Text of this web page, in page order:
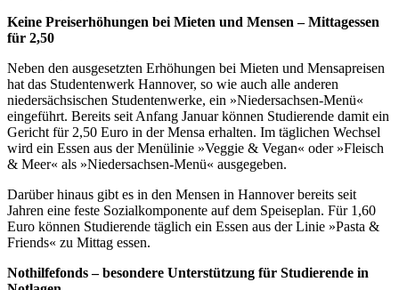
Keine Preiserhöhungen bei Mieten und Mensen – Mittagessen
für 2,50
Neben den ausgesetzten Erhöhungen bei Mieten und Mensapreisen
hat das Studentenwerk Hannover, so wie auch alle anderen
niedersächsischen Studentenwerke, ein »Niedersachsen-Menü«
eingeführt. Bereits seit Anfang Januar können Studierende damit ein
Gericht für 2,50 Euro in der Mensa erhalten. Im täglichen Wechsel
wird ein Essen aus der Menülinie »Veggie & Vegan« oder »Fleisch
& Meer« als »Niedersachsen-Menü« ausgegeben.
Darüber hinaus gibt es in den Mensen in Hannover bereits seit
Jahren eine feste Sozialkomponente auf dem Speiseplan. Für 1,60
Euro können Studierende täglich ein Essen aus der Linie »Pasta &
Friends« zu Mittag essen.
Nothilfefonds – besondere Unterstützung für Studierende in